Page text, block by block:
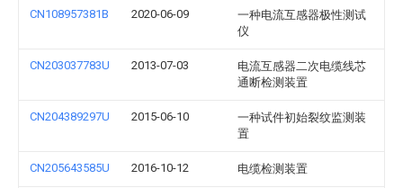
CN108957381B 2020-06-09
一种电流互感器极性测试
仪
CN203037783U 2013-07-03
电流互感器二次电缆线芯
通断检测装置
CN204389297U 2015-06-10
一种试件初始裂纹监测装
置
CN205643585U 2016-10-12 电缆检测装置